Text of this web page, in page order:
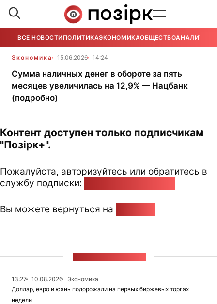
ВСЕ НОВОСТИ ПОЛИТИКАЭКОНОМИКАОБЩЕСТВОАНАЛИТИКА
Экономика 15.06.2026 14:24
Сумма наличных денег в обороте за пять
месяцев увеличилась на 12,9% — Нацбанк
(подробно)
Контент доступен только подписчикам
"Позірк+".
Пожалуйста, авторизуйтесь или обратитесь в
службу подписки:
Вы можете вернуться на
13:27 10.08.2026
Экономика
Доллар, евро и юань подорожали на первых биржевых торгах
недели